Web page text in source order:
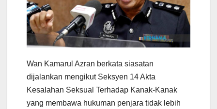
Wan Kamarul Azran berkata siasatan
dijalankan mengikut Seksyen 14 Akta
Kesalahan Seksual Terhadap Kanak-Kanak
yang membawa hukuman penjara tidak lebih